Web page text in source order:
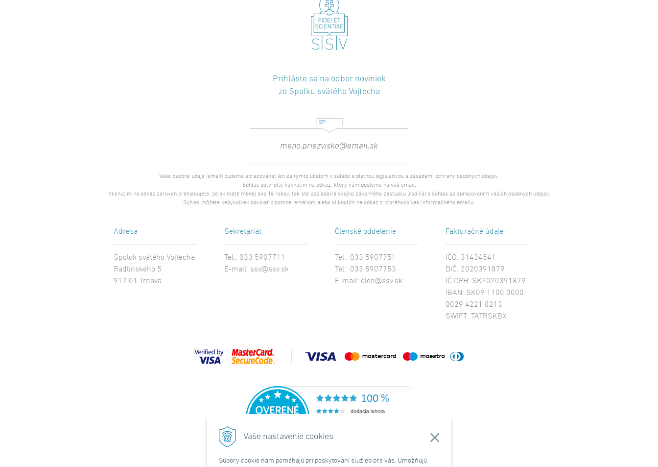
Vaše nastavenie cookies
Súbory cookie nám pomáhajú pri poskytovaní služieb pre vás. Umožňujú
Prihláste sa na odber noviniek
zo Spolku svätého Vojtecha
Vaše osobné údaje (email) budeme spracovávať len za týmto účelom v súlade s platnou legislatívou a zásadami ochrany osobných údajov.
Súhlas potvrdíte kliknutím na odkaz, ktorý vám pošleme na váš email.
Kliknutím na odkaz zároveň prehlasujete, že ak máte menej ako 16 rokov, tak ste požiadal/a svojho zákonného zástupcu (rodiča) o súhlas so spracovaním vašich osobných údajov.
Súhlas môžete kedykoľvek odvolať písomne, emailom alebo kliknutím na odkaz z ktoréhokoľvek informačného emailu.
Adresa
Spolok svätého Vojtecha
Radlinského 5
917 01 Trnava
Sekretariát
Tel.: 033 5907711
E-mail: ssv@ssv.sk
Členské oddelenie
Tel.: 033 5907751
Tel.: 033 5907753
E-mail: clen@ssv.sk
Fakturačné údaje
IČO: 31434541
DIČ: 2020391879
IČ DPH: SK2020391879
IBAN: SK09 1100 0000
0029 4221 8213
SWIFT: TATRSKBX